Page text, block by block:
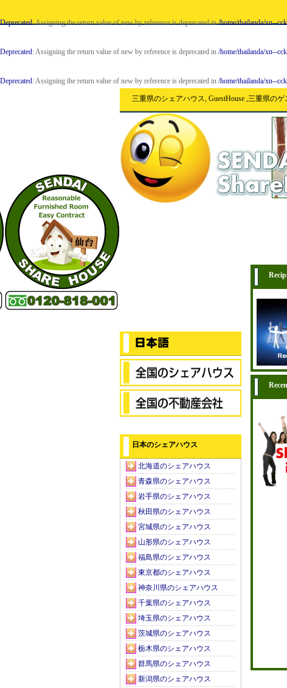
Deprecated: Assigning the return value of new by reference is deprecated in/home/thailanda/xn--
Deprecated: Assigning the return value of new by reference is deprecated in /home/thailanda/xn--
Deprecated: Assigning the return value of new by reference is deprecated in /home/thailanda/xn--
三重県のシェアハウス, GuestHouse ,三重県の
日本のシェアハウス
北海道のシェアハウス
青森県のシェアハウス
岩手県のシェアハウス
秋田県のシェアハウス
宮城県のシェアハウス
山形県のシェアハウス
福島県のシェアハウス
東京都のシェアハウス
神奈川県のシェアハウス
千葉県のシェアハウス
埼玉県のシェアハウス
茨城県のシェアハウス
栃木県のシェアハウス
群馬県のシェアハウス
新潟県のシェアハウス